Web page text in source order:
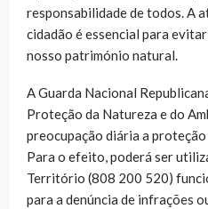
responsabilidade de todos. A
cidadão é essencial para
nosso património natural.
A Guarda Nacional
Proteção da Natureza e do
preocupação diária a
Para o efeito, poderá ser
Território (808 200 520)
para a denúncia de infrações